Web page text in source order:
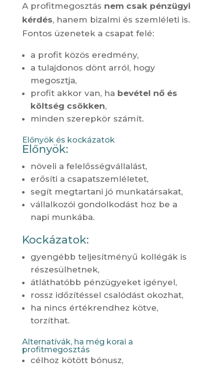
A profitmegosztás nem csak pénzügyi
kérdés, hanem bizalmi és szemléleti is.
Fontos üzenetek a csapat felé:
a profit közös eredmény,
a tulajdonos dönt arról, hogy
megosztja,
profit akkor van, ha bevétel nő és
költség csökken,
minden szerepkör számít.
Előnyök és kockázatok
Előnyök:
növeli a felelősségvállalást,
erősíti a csapatszemléletet,
segít megtartani jó munkatársakat,
vállalkozói gondolkodást hoz be a
napi munkába.
Kockázatok:
gyengébb teljesítményű kollégák is
részesülhetnek,
átláthatóbb pénzügyeket igényel,
rossz időzítéssel csalódást okozhat,
ha nincs értékrendhez kötve,
torzíthat.
Alternatívák, ha még korai a
profitmegosztás
célhoz kötött bónusz,